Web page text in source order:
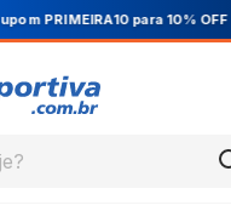
10% OFF na 1ª compra